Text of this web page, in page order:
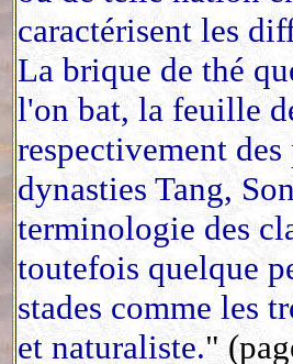
caractérisent les
La brique de thé
l'on bat, la feuille
respectivement
dynasties Tang,
terminologie des
toutefois quelque
stades comme les
et naturaliste."